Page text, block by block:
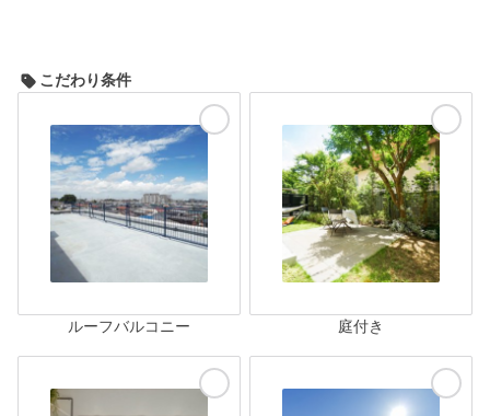
こだわり条件
ルーフバルコニー 庭付き